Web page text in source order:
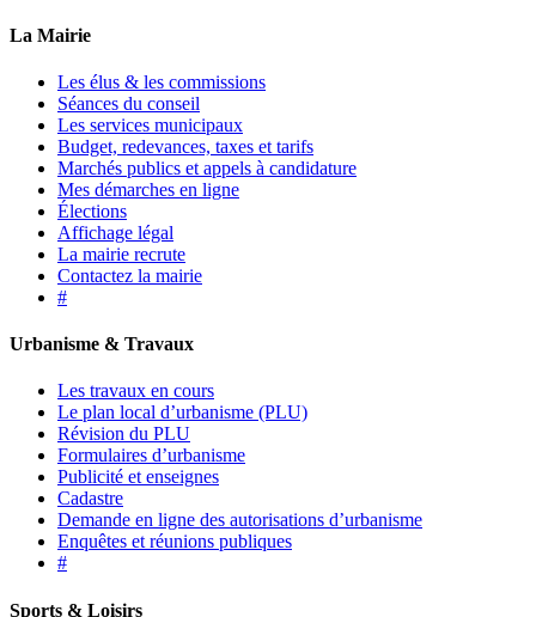
La Mairie
Les élus & les commissions
Séances du conseil
Les services municipaux
Budget, redevances, taxes et tarifs
Marchés publics et appels à candidature
Mes démarches en ligne
Élections
Affichage légal
La mairie recrute
Contactez la mairie
#
Urbanisme & Travaux
Les travaux en cours
Le plan local d’urbanisme (PLU)
Révision du PLU
Formulaires d’urbanisme
Publicité et enseignes
Cadastre
Demande en ligne des autorisations d’urbanisme
Enquêtes et réunions publiques
#
Sports & Loisirs